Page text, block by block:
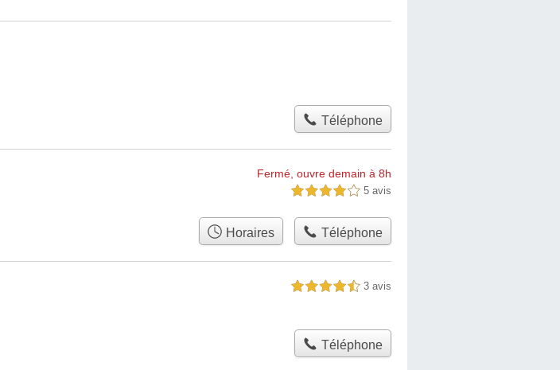
Téléphone
Fermé, ouvre demain à 8h
4,0 étoiles sur 5 5 avis
Horaires Téléphone
4,5 étoiles sur 5 3 avis
Téléphone